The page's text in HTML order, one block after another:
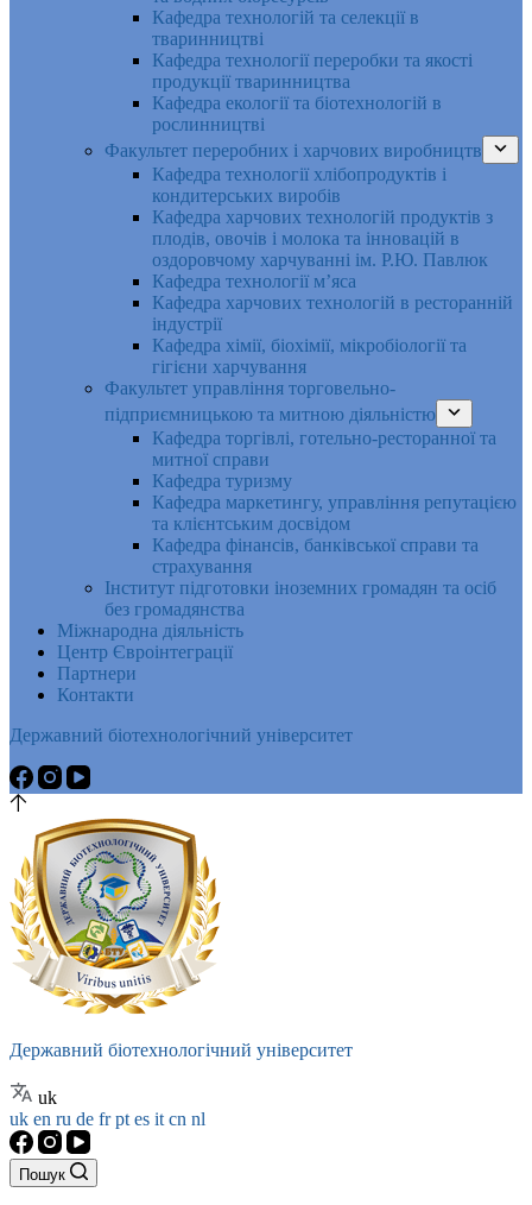
Кафедра технологій та селекції в
тваринництві
Кафедра технології переробки та якості
продукції тваринництва
Кафедра екології та біотехнологій в
рослинництві
Факультет переробних і харчових виробництв
Кафедра технології хлібопродуктів і
кондитерських виробів
Кафедра харчових технологій продуктів з
плодів, овочів і молока та інновацій в
оздоровчому харчуванні ім. Р.Ю. Павлюк
Кафедра технології м’яса
Кафедра харчових технологій в ресторанній
індустрії
Кафедра хімії, біохімії, мікробіології та
гігієни харчування
Факультет управління торговельно-
підприємницькою та митною діяльністю
Кафедра торгівлі, готельно-ресторанної та
митної справи
Кафедра туризму
Кафедра маркетингу, управління репутацією
та клієнтським досвідом
Кафедра фінансів, банківської справи та
страхування
Інститут підготовки іноземних громадян та осіб
без громадянства
Міжнародна діяльність
Центр Євроінтеграції
Партнери
Контакти
Державний біотехнологічний університет
Державний біотехнологічний університет
uk
uk en ru de frpt es it cn nl
Пошук